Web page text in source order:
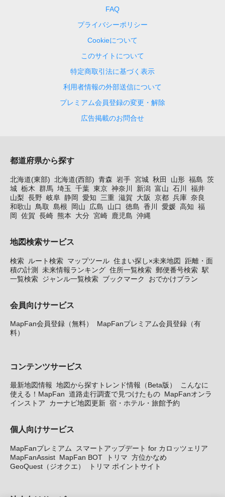
FAQ
プライバシーポリシー
Cookieについて
このサイトについて
特定商取引法に基づく表示
利用者情報の外部送信について
プレミアム会員登録の変更・解除
広告掲載のお問合せ
都道府県から探す
北海道(東部) 北海道(西部) 青森 岩手 宮城 秋田 山形 福島 茨
城 栃木 群馬 埼玉 千葉 東京 神奈川 新潟 富山 石川
福井
山梨 長野 岐阜 静岡 愛知 三重 滋賀 大阪 京都 兵庫 奈良
和歌山
鳥取 島根 岡山 広島 山口 徳島 香川 愛媛 高知 福
岡
佐賀 長崎 熊本 大分 宮崎 鹿児島 沖縄
地図検索サービス
検索 ルート検索 マップツール 住まい探し×未来地図
距離・面
積の計測 未来情報ランキング 住所一覧検索 郵便番号検索 駅
一覧検索 ジャンル一覧検索 ブックマーク おでかけプラン
会員向けサービス
MapFan会員登録（無料）
MapFanプレミアム会員登録（有
料）
コンテンツサービス
最新地図情報 地図から探すトレンド情報（Beta版）
こんなに
使える！MapFan 道路走行調査で見つけたもの MapFanオンラ
インストア
カーナビ地図更新 宿・ホテル・旅館予約
個人向けサービス
MapFanプレミアム
スマートアップデート for カロッツェリア
MapFanAssist MapFan BOT トリマ 方位かなめ
GeoQuest（ジオクエ）
トリマ ポイントサイト